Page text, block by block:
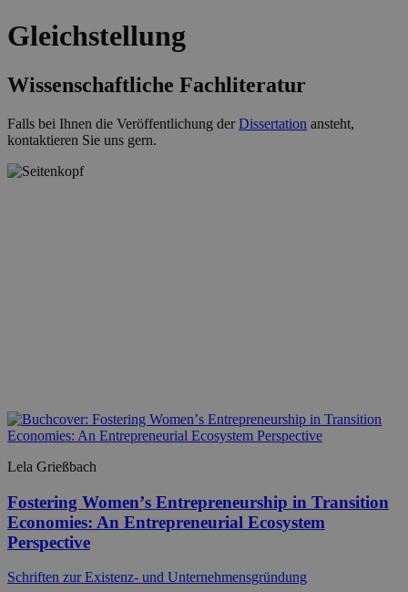
Gleichstellung
Wissenschaftliche Fachliteratur
Falls bei Ihnen die Veröffentlichung derDissertation ansteht,
kontaktieren Sie uns gern.
Lela Grießbach
Fostering Womenʼs Entrepreneurship in Transition
Economies: An Entrepreneurial Ecosystem
Perspective
Schriften zur Existenz- und Unternehmensgründung